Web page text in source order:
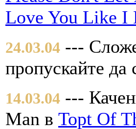
Love You Like I
24.03.04 ---
пропускайте да
14.03.04 ---
Man в Topt Of